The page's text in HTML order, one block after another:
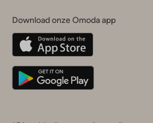
Belgique(Français)
Deutschland
Download onze Omoda app